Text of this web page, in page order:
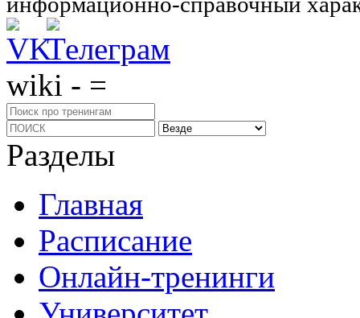
wiki - =
Разделы
Главная
Расписание
Онлайн-тренинги